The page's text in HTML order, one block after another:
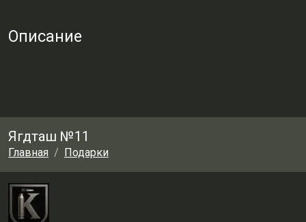
Описание
Ягдташ №11
Главная Подарки